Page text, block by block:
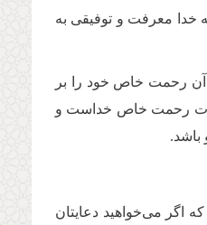
خدا معرفت و توفیقی به
رحمت خاص خود را بر
رحمت خاص خداست و
باشد.
اگر می‌خواهید دعایتان